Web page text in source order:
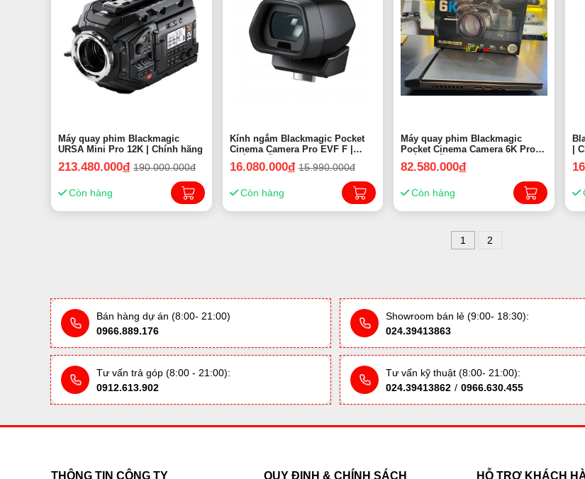
Máy quay phim Blackmagic
URSA Mini Pro 12K | Chính hãng
213.480.000đ 190.000.000đ
Còn hàng
Kính ngắm Blackmagic Pocket
Cinema Camera Pro EVF F |
CHÍNH HÃNG
16.080.000đ 15.990.000đ
Còn hàng
Máy quay phim Blackmagic
Pocket Cinema Camera 6K Pro |
CHÍNH HÃNG
82.580.000đ
Còn hàng
|
1 2
Bán hàng dự án (8:00- 21:00)
0966.889.176
Showroom bán lẻ (9:00- 18:30):
024.39413863
Tư vấn trả góp (8:00 - 21:00):
0912.613.902
Tư vấn kỹ thuật (8:00- 21:00):
024.39413862 / 0966.630.455
THÔNG TIN CÔNG TY QUY ĐỊNH & CHÍNH SÁCH HỖ TRỢ KHÁCH